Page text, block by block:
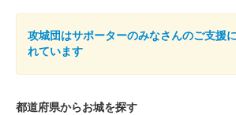
小倉城 御城印 小笠原版 緑
小倉城 御城印
攻城団はサポーターのみなさんのご支援
れています
都道府県からお城を探す